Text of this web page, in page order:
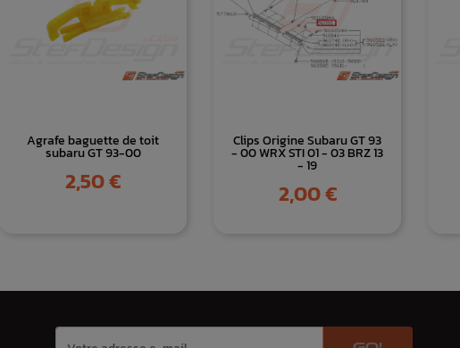
Agrafe baguette de toit
subaru GT 93-00
Prix
2,50 €
Clips Origine Subaru GT 93
- 00 WRX STI 01 - 03 BRZ 13
- 19
Prix
2,00 €